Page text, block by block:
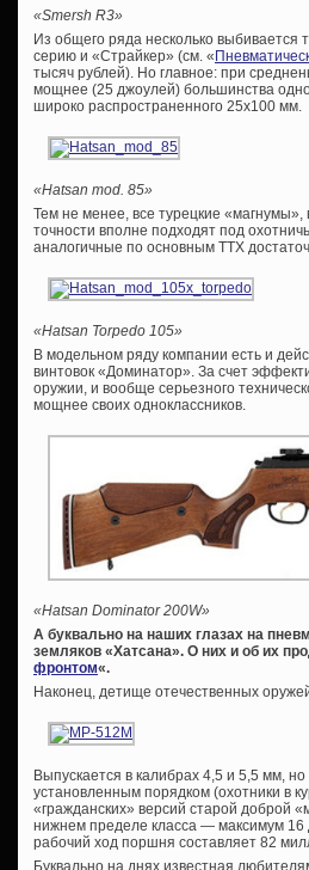
«Smersh R3»
Из общего ряда несколько выбивается
серию и «Страйкер» (см. «
тысяч рублей). Но главное: при
мощнее (25 джоулей) большинства
широко распространенного 25х100 мм.
«Hatsan mod. 85»
Тем не менее, все турецкие
точности вполне подходят под
аналогичные по основным ТТХ
«Hatsan Torpedo 105»
В модельном ряду компании есть и
винтовок «Доминатор». За счет
оружии, и вообще серьезного
мощнее своих одноклассников.
«Hatsan Dominator 200W»
А буквально на наших глазах на
земляков «Хатсана». О них и об их
фронтом«.
Наконец, детище отечественных
Выпускается в калибрах 4,5 и 5,5 мм,
установленным порядком (охотники в
«гражданских» версий старой доброй
нижнем пределе класса — максимум
рабочий ход поршня составляет 82
Буквально на днях известная